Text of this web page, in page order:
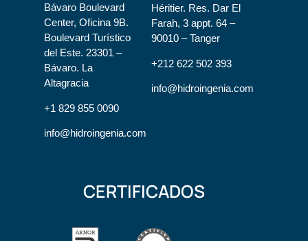
Bávaro Boulevard
Center, Oficina 9B.
Boulevard Turístico
del Este. 23301 –
Bávaro. La
Altagracia
+1 829 855 0090
info@hidroingenia.com
Héritier. Res. Dar El
Farah, 3 appt. 64 –
90010 – Tanger
+212 622 502 393
info@hidroingenia.com
CERTIFICADOS